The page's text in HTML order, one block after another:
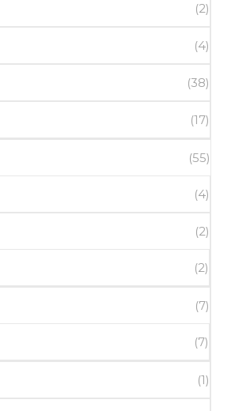
(2)
(4)
(38)
(17)
(55)
(4)
(2)
(2)
(7)
(7)
(1)